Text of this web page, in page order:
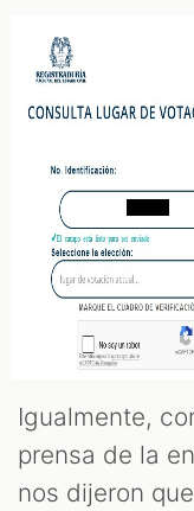
Igualmente,
prensa de la
nos dijeron que